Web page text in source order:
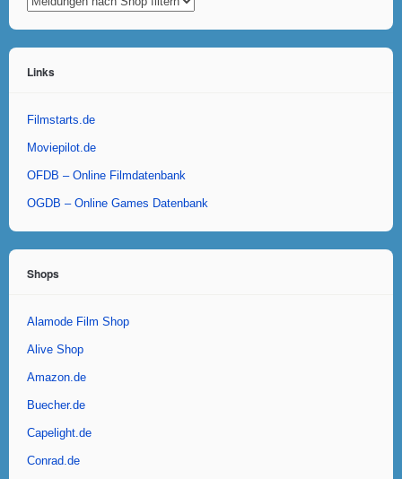
Links
Filmstarts.de
Moviepilot.de
OFDB – Online Filmdatenbank
OGDB – Online Games Datenbank
Shops
Alamode Film Shop
Alive Shop
Amazon.de
Buecher.de
Capelight.de
Conrad.de